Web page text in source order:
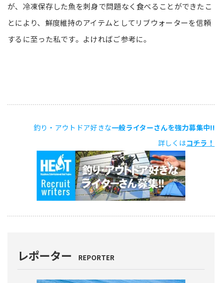
が、冷凍保存した魚を刺身で問題なく食べることができたこ
とにより、鮮度維持のアイテムとしてリブウォーターを信頼
するに至った私です。よければご参考に。
釣り・アウトドア好きな一般ライターさんを強力募集中!!
詳しくはコチラ！
レポーター REPORTER